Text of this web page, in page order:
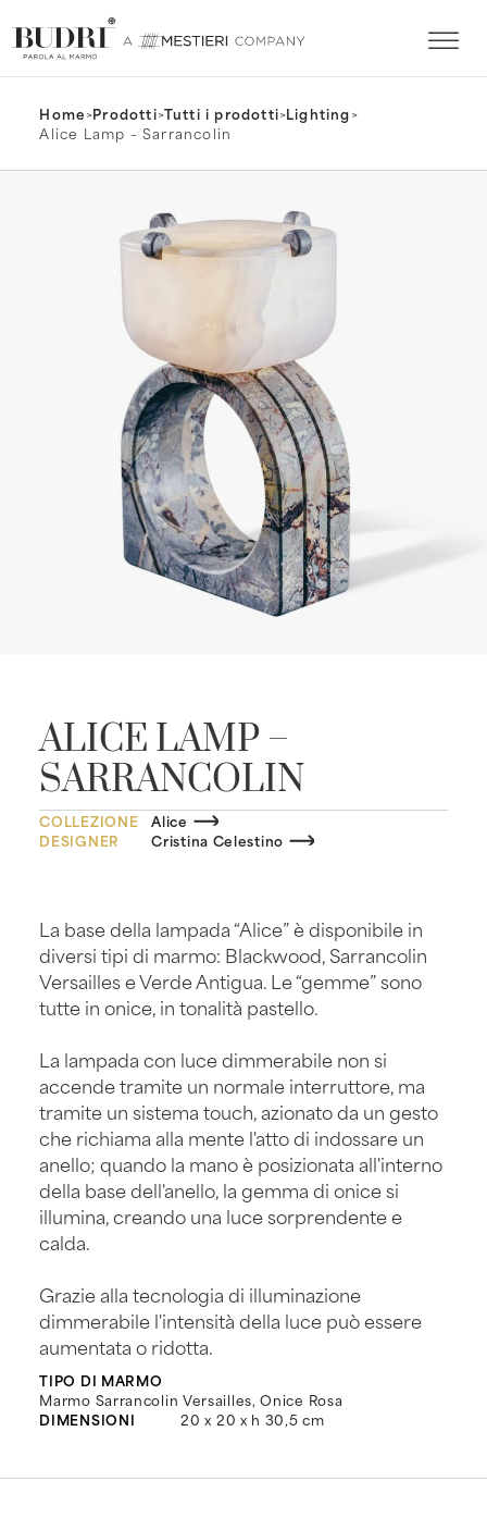
Home>Prodotti>Tutti i prodotti>Lighting>
Alice Lamp – Sarrancolin
ALICE LAMP –
SARRANCOLIN
COLLEZIONE
Alice
DESIGNER
Cristina Celestino
La base della lampada “Alice” è disponibile in
diversi tipi di marmo: Blackwood, Sarrancolin
Versailles e Verde Antigua. Le “gemme” sono
tutte in onice, in tonalità pastello.
La lampada con luce dimmerabile non si
accende tramite un normale interruttore, ma
tramite un sistema touch, azionato da un gesto
che richiama alla mente l'atto di indossare un
anello; quando la mano è posizionata all'interno
della base dell'anello, la gemma di onice si
illumina, creando una luce sorprendente e
calda.
Grazie alla tecnologia di illuminazione
dimmerabile l'intensità della luce può essere
aumentata o ridotta.
TIPO DI MARMO
Marmo Sarrancolin Versailles, Onice Rosa
DIMENSIONI
20 x 20 x h 30,5 cm